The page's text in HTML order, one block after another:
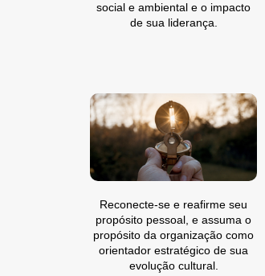
social e ambiental e o impacto
de sua liderança.
Reconecte-se e reafirme seu
propósito pessoal, e assuma o
propósito da organização como
orientador estratégico de sua
evolução cultural.